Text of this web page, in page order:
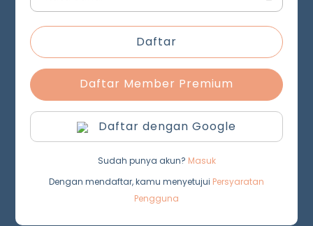
Daftar
Daftar Member Premium
Daftar dengan Google
Sudah punya akun? Masuk
Dengan mendaftar, kamu menyetujui Persyaratan
Pengguna